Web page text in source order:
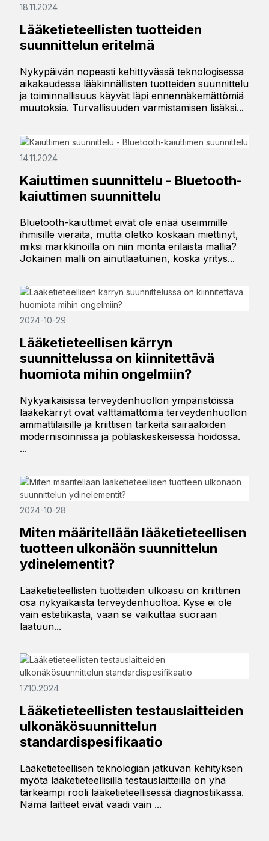
18.11.2024
Lääketieteellisten tuotteiden
suunnittelun eritelmä
Nykypäivän nopeasti kehittyvässä teknologisessa
aikakaudessa lääkinnällisten tuotteiden suunnittelu
ja toiminnallisuus käyvät läpi ennennäkemättömiä
muutoksia. Turvallisuuden varmistamisen lisäksi...
14.11.2024
Kaiuttimen suunnittelu - Bluetooth-
kaiuttimen suunnittelu
Bluetooth-kaiuttimet eivät ole enää useimmille
ihmisille vieraita, mutta oletko koskaan miettinyt,
miksi markkinoilla on niin monta erilaista mallia?
Jokainen malli on ainutlaatuinen, koska yritys...
2024-10-29
Lääketieteellisen kärryn
suunnittelussa on kiinnitettävä
huomiota mihin ongelmiin?
Nykyaikaisissa terveydenhuollon ympäristöissä
lääkekärryt ovat välttämättömiä terveydenhuollon
ammattilaisille ja kriittisen tärkeitä sairaaloiden
modernisoinnissa ja potilaskeskeisessä hoidossa.
...
2024-10-28
Miten määritellään lääketieteellisen
tuotteen ulkonäön suunnittelun
ydinelementit?
Lääketieteellisten tuotteiden ulkoasu on kriittinen
osa nykyaikaista terveydenhuoltoa. Kyse ei ole
vain estetiikasta, vaan se vaikuttaa suoraan
laatuun...
17.10.2024
Lääketieteellisten testauslaitteiden
ulkonäkösuunnittelun
standardispesifikaatio
Lääketieteellisen teknologian jatkuvan kehityksen
myötä lääketieteellisillä testauslaitteilla on yhä
tärkeämpi rooli lääketieteellisessä diagnostiikassa.
Nämä laitteet eivät vaadi vain ...